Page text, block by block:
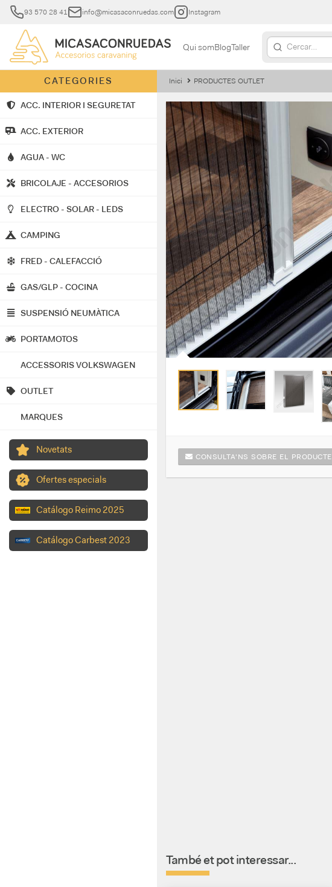
93 570 28 41 info@micasaconruedas.com Instagram
Qui somBlogTaller
CATEGORIES
ACC. INTERIOR I SEGURETAT
ACC. EXTERIOR
AGUA - WC
BRICOLAJE - ACCESORIOS
ELECTRO - SOLAR - LEDS
CAMPING
FRED - CALEFACCIÓ
GAS/GLP - COCINA
SUSPENSIÓ NEUMÀTICA
PORTAMOTOS
ACCESSORIS VOLKSWAGEN
OUTLET
MARQUES
Novetats
Ofertes especials
Catálogo Reimo 2025
Catálogo Carbest 2023
Inici PRODUCTES OUTLET
CONSULTA'NS SOBRE EL PRODUCTE
També et pot interessar...